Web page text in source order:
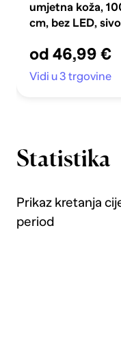
umjetna koža,
cm, bez LED, sivo
od 46,99 €
Vidi u 3 trgovine
Statistika
Prikaz kretanja
period